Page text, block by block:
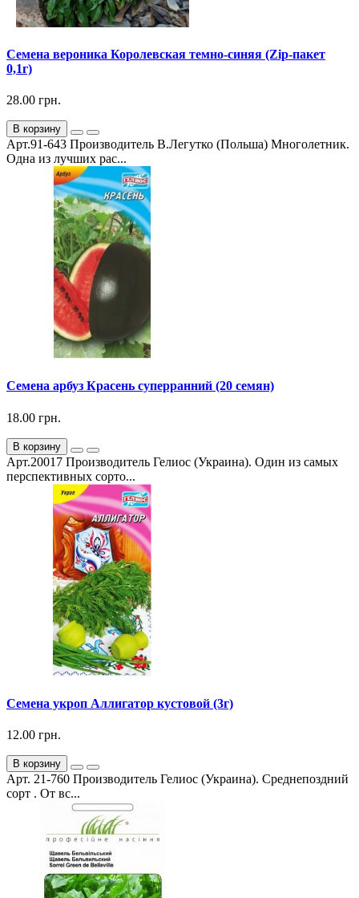
Семена вероника Королевская темно-синяя (Zip-пакет
0,1г)
28.00 грн.
В корзину
Арт.91-643 Производитель В.Легутко (Польша) Многолетник.
Одна из лучших рас...
Семена арбуз Красень суперранний (20 семян)
18.00 грн.
В корзину
Арт.20017 Производитель Гелиос (Украина). Один из самых
перспективных сорто...
Семена укроп Аллигатор кустовой (3г)
12.00 грн.
В корзину
Арт. 21-760 Производитель Гелиос (Украина). Среднепоздний
сорт . От вс...